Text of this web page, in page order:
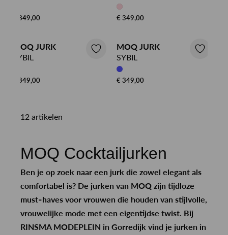
€ 349,00 € 349,00
MOQ JURK
SYBIL
€ 349,00
MOQ JURK
SYBIL
€ 349,00
12 artikelen
MOQ Cocktailjurken
Ben je op zoek naar een jurk die zowel elegant als
comfortabel is? De jurken van MOQ zijn tijdloze
must-haves voor vrouwen die houden van stijlvolle,
vrouwelijke mode met een eigentijdse twist. Bij
RINSMA MODEPLEIN in Gorredijk vind je jurken in